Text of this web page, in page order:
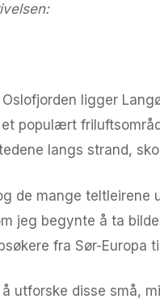
ligger
populært
langs strand,
de mange
jeg begynte å ta
fra Sør-Europa
utforske disse små,